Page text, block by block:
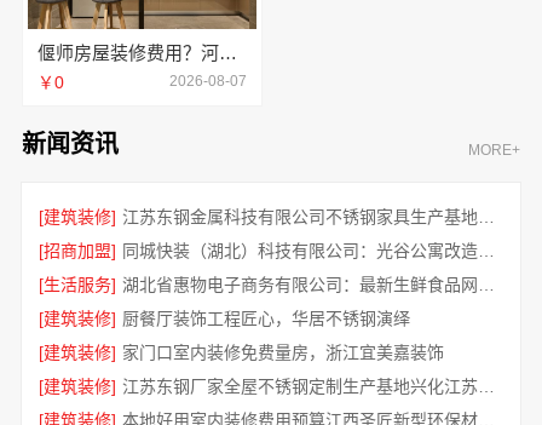
偃师房屋装修费用？河南璟臻环保建材有限公司无隐形消费
￥0 2026-08-07
新闻资讯 MORE+
[建筑装修]
[招商加盟]
同城快装（湖北）科技有限公司：光谷公寓改造极简风科技家装
[生活服务]
[建筑装修] 厨餐厅装饰工程匠心，华居不锈钢演绎
[建筑装修] 家门口室内装修免费量房，浙江宜美嘉装饰
[建筑装修]
江苏东钢厂家全屋不锈钢定制生产基地兴化江苏东钢金属科技有限公司
[建筑装修]
本地好用室内装修费用预算江西圣匠新型环保材料有限公司